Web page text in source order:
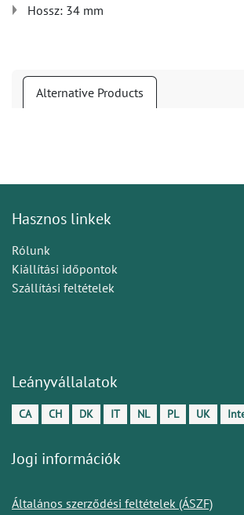
Hossz: 34 mm
Alternative Products
Hasznos linkek
Rólunk
Kiállítási időpontok
Szállítási feltételek
Leányvállalatok
CA CH DK IT NL PL UK
Jogi információk
Általános szerződési feltételek (ÁSZF)